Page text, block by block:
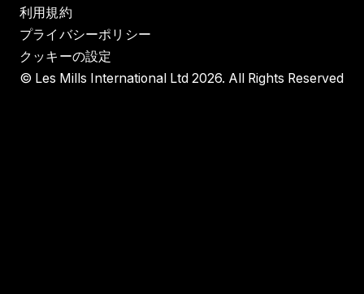
利用規約
プライバシーポリシー
クッキーの設定
© Les Mills International Ltd 2026. All Rights Reserved